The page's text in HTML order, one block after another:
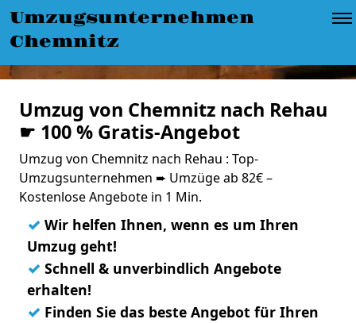
Umzugsunternehmen
Chemnitz
Umzug von Chemnitz nach Rehau
☛ 100 % Gratis-Angebot
Umzug von Chemnitz nach Rehau : Top-
Umzugsunternehmen ➨ Umzüge ab 82€ –
Kostenlose Angebote in 1 Min.
✓ Wir helfen Ihnen, wenn es um Ihren
Umzug geht!
✓ Schnell & unverbindlich Angebote
erhalten!
✓ Finden Sie das beste Angebot für Ihren